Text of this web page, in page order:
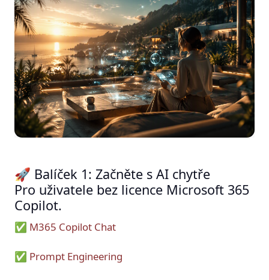
🚀 Balíček 1: Začněte s AI chytře
Pro uživatele bez licence Microsoft 365
Copilot.
✅ M365 Copilot Chat
✅ Prompt Engineering